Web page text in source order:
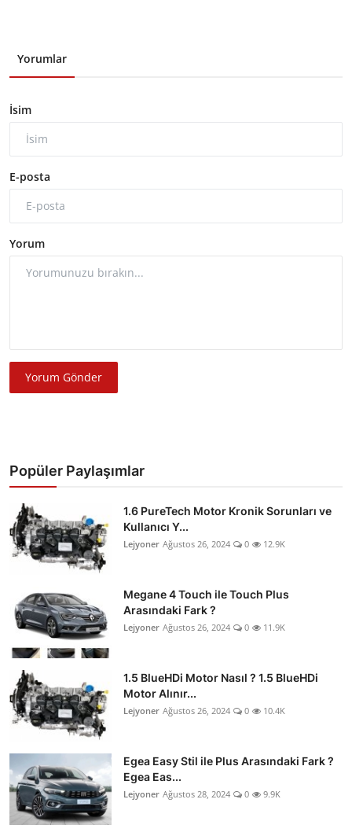
Yorumlar
İsim
E-posta
Yorum
Yorum Gönder
Popüler Paylaşımlar
1.6 PureTech Motor Kronik Sorunları ve
Kullanıcı Y...
Lejyoner Ağustos 26, 2024 0 12.9K
Megane 4 Touch ile Touch Plus
Arasındaki Fark ?
Lejyoner Ağustos 26, 2024 0 11.9K
1.5 BlueHDi Motor Nasıl ? 1.5 BlueHDi
Motor Alınır...
Lejyoner Ağustos 26, 2024 0 10.4K
Egea Easy Stil ile Plus Arasındaki Fark ?
Egea Eas...
Lejyoner Ağustos 28, 2024 0 9.9K